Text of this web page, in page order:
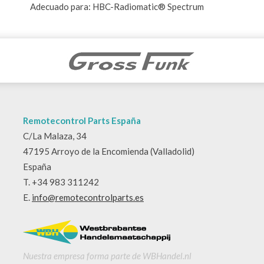
Adecuado para: HBC-Radiomatic® Spectrum
Remotecontrol Parts España
C/La Malaza, 34
47195 Arroyo de la Encomienda (Valladolid)
España
T. +34 983 311242
E. info@remotecontrolparts.es
Nuestra empresa forma parte de WBHandel.nl